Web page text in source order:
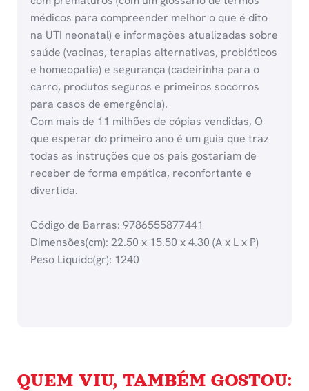
médicos para compreender melhor o que é dito
na UTI neonatal) e informações atualizadas sobre
saúde (vacinas, terapias alternativas, probióticos
e homeopatia) e segurança (cadeirinha para o
carro, produtos seguros e primeiros socorros
para casos de emergência).
Com mais de 11 milhões de cópias vendidas, O
que esperar do primeiro ano é um guia que traz
todas as instruções que os pais gostariam de
receber de forma empática, reconfortante e
divertida.
Código de Barras: 9786555877441
Dimensões(cm): 22.50 x 15.50 x 4.30 (A x L x P)
Peso Liquido(gr): 1240
QUEM VIU, TAMBÉM GOSTOU: